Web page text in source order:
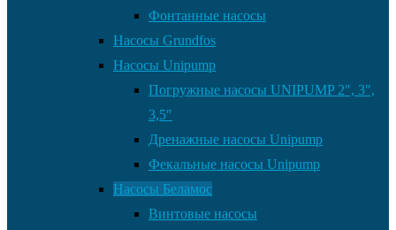
Фонтанные насосы
Насосы Grundfos
Насосы Unipump
Погружные насосы UNIPUMP 2″, 3″,
3,5″
Дренажные насосы Unipump
Фекальные насосы Unipump
Насосы Беламос
Винтовые насосы